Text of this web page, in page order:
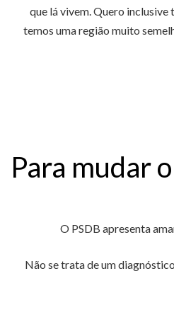
que lá vivem. Quero
temos uma região muito
Para mudar
O PSDB apresenta
Não se trata de um